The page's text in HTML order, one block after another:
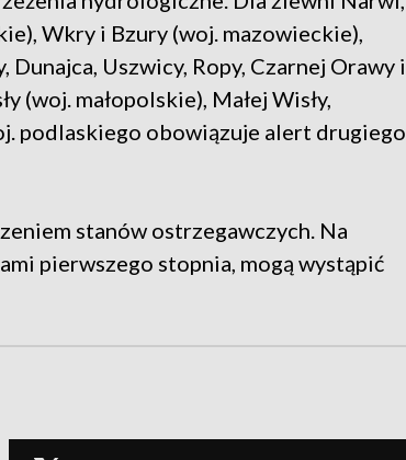
Wkry i Bzury (woj. mazowieckie),
Uszwicy, Ropy, Czarnej Orawy i
(woj. małopolskie), Małej Wisły,
podlaskiego obowiązuje alert drugiego
stanów ostrzegawczych. Na
pierwszego stopnia, mogą wystąpić